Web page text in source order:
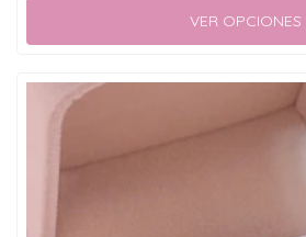
VER OPCIONES